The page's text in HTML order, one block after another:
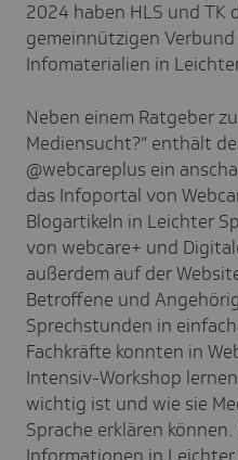
2024 haben HLS und TK
gemeinnützigen
Infomaterialien in
Neben einem Ratgeber
Mediensucht?" enthält
@webcareplus ein
das Infoportal von
Blogartikeln in Leichter
von webcare+ und
außerdem auf der
Betroffene und
Sprechstunden in
Fachkräfte konnten in
Intensiv-Workshop
wichtig ist und wie sie
Sprache erklären